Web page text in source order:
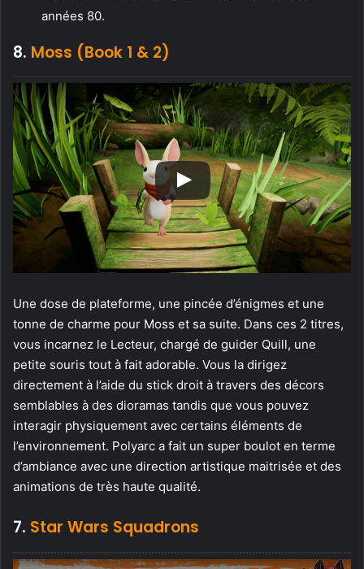
années 80.
8. Moss (Book 1 & 2)
Une dose de plateforme, une pincée d’énigmes et une
tonne de charme pour Moss et sa suite. Dans ces 2 titres,
vous incarnez le Lecteur, chargé de guider Quill, une
petite souris tout à fait adorable. Vous la dirigez
directement à l’aide du stick droit à travers des décors
semblables à des dioramas tandis que vous pouvez
interagir physiquement avec certains éléments de
l’environnement. Polyarc a fait un super boulot en terme
d’ambiance avec une direction artistique maitrisée et des
animations de très haute qualité.
7. Star Wars Squadrons